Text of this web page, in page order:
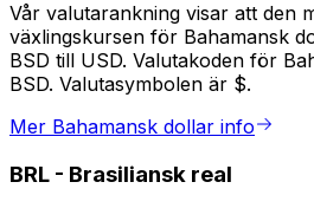
Vår valutarankning visar att den
växlingskursen för Bahamansk
BSD till USD. Valutakoden för
BSD. Valutasymbolen är $.
Mer Bahamansk dollar info
BRL - Brasiliansk real